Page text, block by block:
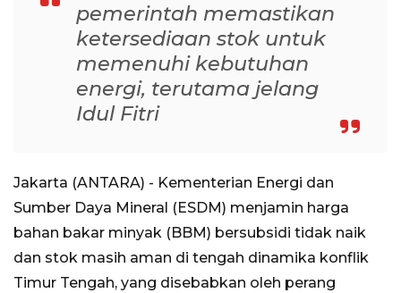
pemerintah memastikan
ketersediaan stok untuk
memenuhi kebutuhan
energi, terutama jelang
Idul Fitri
Jakarta (ANTARA) - Kementerian Energi dan
Sumber Daya Mineral (ESDM) menjamin harga
bahan bakar minyak (BBM) bersubsidi tidak naik
dan stok masih aman di tengah dinamika konflik
Timur Tengah, yang disebabkan oleh perang